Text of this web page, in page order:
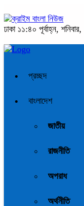
ঢাকা ১১:৪০ পূর্বাহ্ন,
প্রচ্ছদ
বাংলাদেশ
জাতীয়
রাজনীতি
অপরাধ
অর্থনীতি